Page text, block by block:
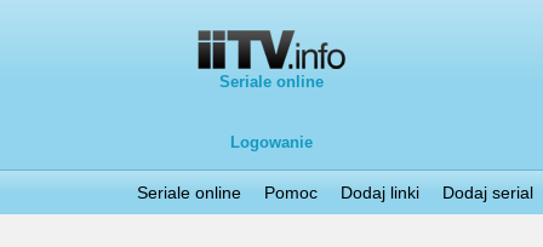
Seriale online
Logowanie
Seriale online Pomoc Dodaj linki Dodaj serial